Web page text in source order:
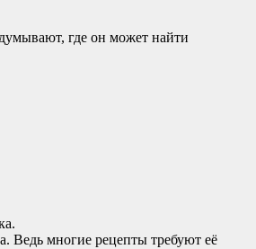
где он может найти
Ведь многие рецепты требуют её